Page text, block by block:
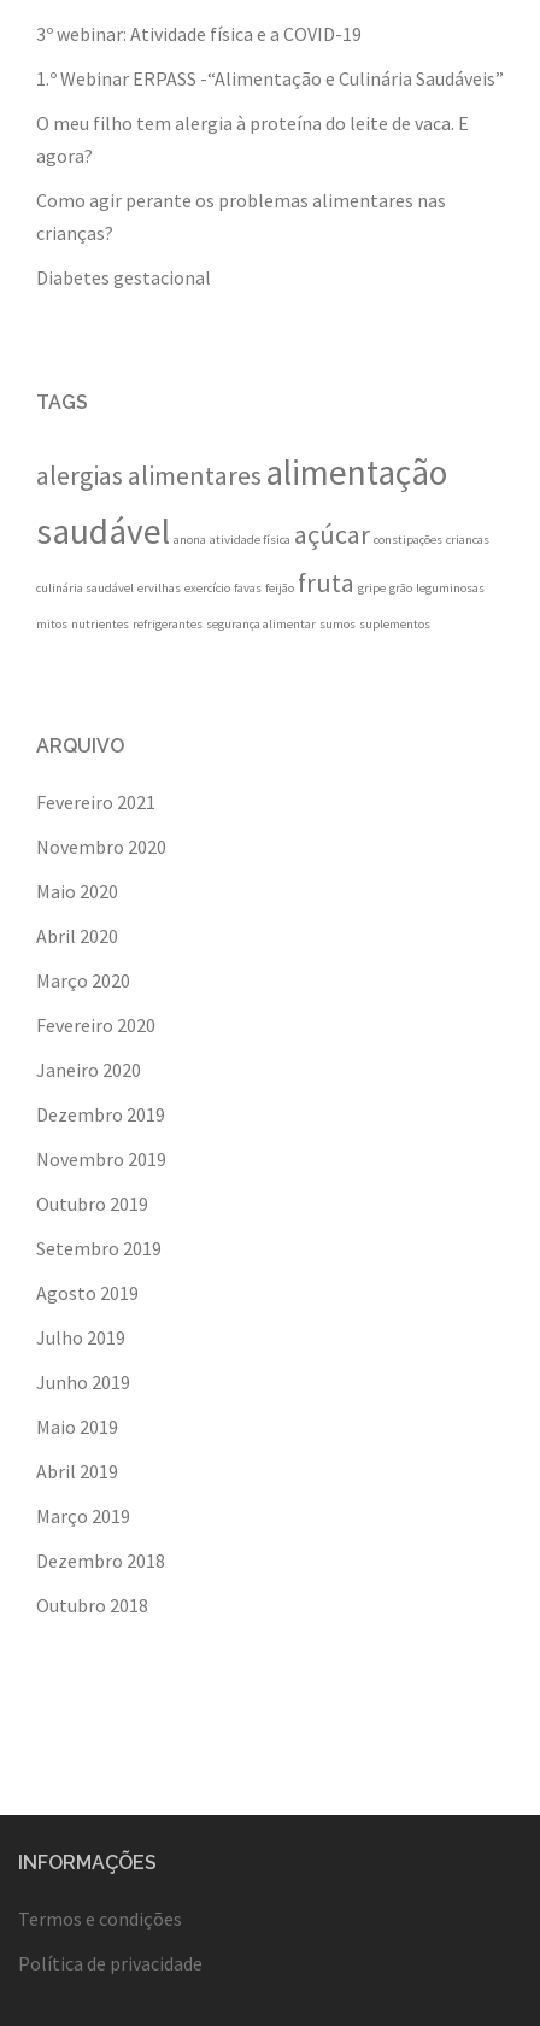
3º webinar: Atividade física e a COVID-19
1.º Webinar ERPASS -“Alimentação e Culinária Saudáveis”
O meu filho tem alergia à proteína do leite de vaca. E
agora?
Como agir perante os problemas alimentares nas
crianças?
Diabetes gestacional
TAGS
alergias alimentares alimentação
saudável anona atividade física açúcar constipações criancas
culinária saudável ervilhas exercício favas feijão fruta gripe grão leguminosas
mitos nutrientes refrigerantes segurança alimentar sumos suplementos
ARQUIVO
Fevereiro 2021
Novembro 2020
Maio 2020
Abril 2020
Março 2020
Fevereiro 2020
Janeiro 2020
Dezembro 2019
Novembro 2019
Outubro 2019
Setembro 2019
Agosto 2019
Julho 2019
Junho 2019
Maio 2019
Abril 2019
Março 2019
Dezembro 2018
Outubro 2018
INFORMAÇÕES
Termos e condições
Política de privacidade